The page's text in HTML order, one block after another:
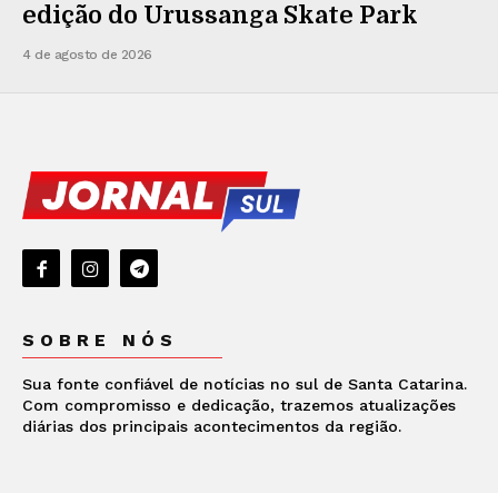
edição do Urussanga Skate Park
4 de agosto de 2026
SOBRE NÓS
Sua fonte confiável de notícias no sul de Santa Catarina.
Com compromisso e dedicação, trazemos atualizações
diárias dos principais acontecimentos da região.